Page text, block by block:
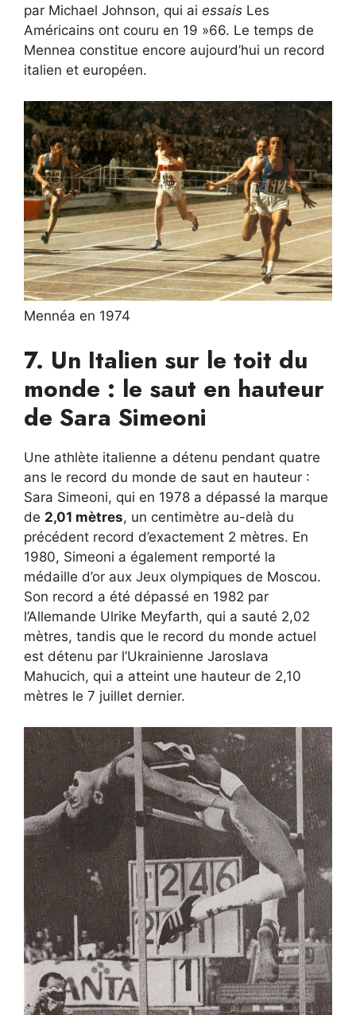
par Michael Johnson, qui ai essais Les
Américains ont couru en 19 »66. Le temps de
Mennea constitue encore aujourd’hui un record
italien et européen.
Mennéa en 1974
7. Un Italien sur le toit du
monde : le saut en hauteur
de Sara Simeoni
Une athlète italienne a détenu pendant quatre
ans le record du monde de saut en hauteur :
Sara Simeoni, qui en 1978 a dépassé la marque
de 2,01 mètres, un centimètre au-delà du
précédent record d’exactement 2 mètres. En
1980, Simeoni a également remporté la
médaille d’or aux Jeux olympiques de Moscou.
Son record a été dépassé en 1982 par
l’Allemande Ulrike Meyfarth, qui a sauté 2,02
mètres, tandis que le record du monde actuel
est détenu par l’Ukrainienne Jaroslava
Mahucich, qui a atteint une hauteur de 2,10
mètres le 7 juillet dernier.